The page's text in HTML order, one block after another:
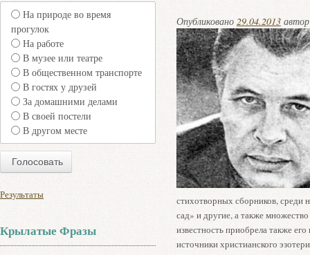
Опубликовано 29.04.2013
стихотворных сборников,
сад» и другие, а также
известность приобрела также
источники христианского
На природе во время
прогулок
На работе
В музее или театре
В общественном транспорте
В гостях у друзей
За домашними делами
В своей постели
В другом месте
Результаты
Крылатые Фразы